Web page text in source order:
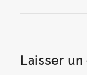
Laisser